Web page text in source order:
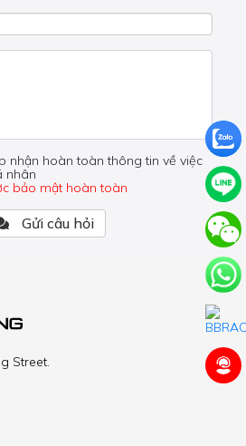
nhận hoàn toàn thông tin về việc
nhân
bảo mật hoàn toàn
Gửi câu hỏi
Street.